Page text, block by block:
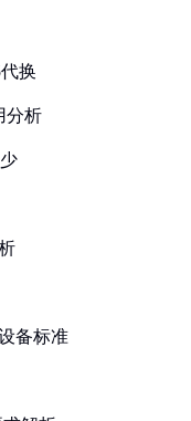
换
分析
备标准